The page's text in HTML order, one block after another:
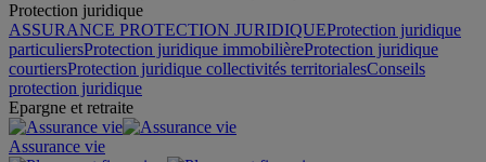
Protection juridique
ASSURANCE PROTECTION JURIDIQUEProtection juridique
particuliersProtection juridique immobilièreProtection juridique
courtiersProtection juridique collectivités territorialesConseils
protection juridique
Epargne et retraite
Assurance vie